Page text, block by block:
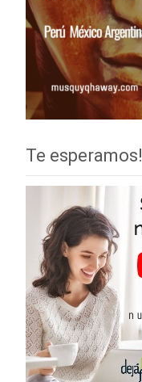
Te esperamos!